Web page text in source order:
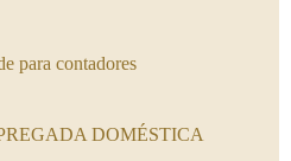
para contadores
DOMÉSTICA